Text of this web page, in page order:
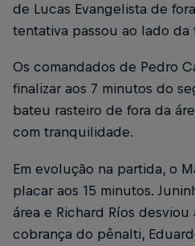
de Lucas Evangelista de
tentativa passou ao lado da
Os comandados de Pedro
finalizar aos 7 minutos do
bateu rasteiro de fora da
com tranquilidade.
Em evolução na partida, o
placar aos 15 minutos.
área e Richard Ríos
cobrança do pênalti,